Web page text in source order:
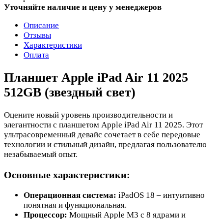
Уточняйте наличие и цену у менеджеров
Описание
Отзывы
Характеристики
Оплата
Планшет Apple iPad Air 11 2025
512GB (звездный свет)
Оцените новый уровень производительности и
элегантности с планшетом Apple iPad Air 11 2025. Этот
ультрасовременный девайс сочетает в себе передовые
технологии и стильный дизайн, предлагая пользователю
незабываемый опыт.
Основные характеристики:
Операционная система: iPadOS 18 – интуитивно
понятная и функциональная.
Процессор: Мощный Apple M3 с 8 ядрами и